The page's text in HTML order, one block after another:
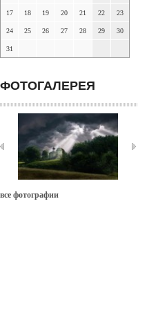
17 18 19 20 21 22 23
24 25 26 27 28 29 30
31
ФОТОГАЛЕРЕЯ
все фотографии